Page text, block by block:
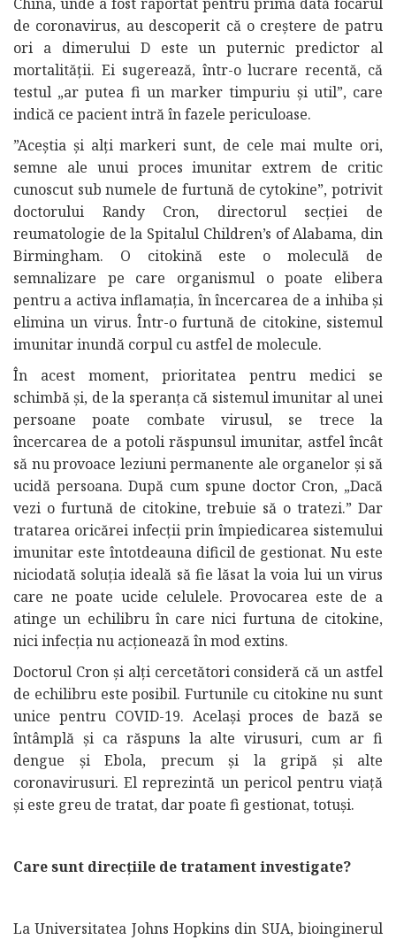
de coronavirus, au descoperit că o creștere de patru
ori a dimerului D este un puternic predictor al
mortalității. Ei sugerează, într-o lucrare recentă, că
testul „ar putea fi un marker timpuriu și util”, care
indică ce pacient intră în fazele periculoase.
”Aceștia și alți markeri sunt, de cele mai multe ori,
semne ale unui proces imunitar extrem de critic
cunoscut sub numele de furtună de cytokine”, potrivit
doctorului Randy Cron, directorul secției de
reumatologie de la Spitalul Children’s of Alabama, din
Birmingham. O citokină este o moleculă de
semnalizare pe care organismul o poate elibera
pentru a activa inflamația, în încercarea de a inhiba și
elimina un virus. Într-o furtună de citokine, sistemul
imunitar inundă corpul cu astfel de molecule.
În acest moment, prioritatea pentru medici se
schimbă și, de la speranța că sistemul imunitar al unei
persoane poate combate virusul, se trece la
încercarea de a potoli răspunsul imunitar, astfel încât
să nu provoace leziuni permanente ale organelor și să
ucidă persoana. După cum spune doctor Cron, „Dacă
vezi o furtună de citokine, trebuie să o tratezi.” Dar
tratarea oricărei infecții prin împiedicarea sistemului
imunitar este întotdeauna dificil de gestionat. Nu este
niciodată soluția ideală să fie lăsat la voia lui un virus
care ne poate ucide celulele. Provocarea este de a
atinge un echilibru în care nici furtuna de citokine,
nici infecția nu acționează în mod extins.
Doctorul Cron și alți cercetători consideră că un astfel
de echilibru este posibil. Furtunile cu citokine nu sunt
unice pentru COVID-19. Același proces de bază se
întâmplă și ca răspuns la alte virusuri, cum ar fi
dengue și Ebola, precum și la gripă și alte
coronavirusuri. El reprezintă un pericol pentru viață
și este greu de tratat, dar poate fi gestionat, totuși.
Care sunt direcțiile de tratament investigate?
La Universitatea Johns Hopkins din SUA, bioinginerul